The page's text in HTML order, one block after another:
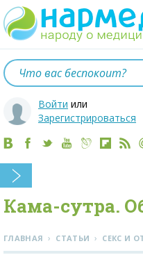
Войти или
Зарегистрироваться
Кама-сутра.
ГЛАВНАЯ › СТАТЬИ › СЕКС И